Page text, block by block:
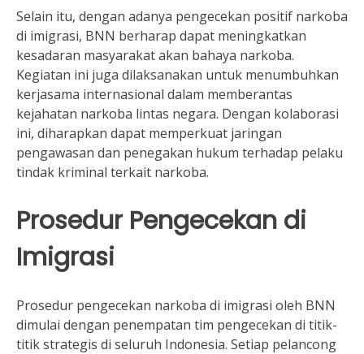
Selain itu, dengan adanya pengecekan positif narkoba
di imigrasi, BNN berharap dapat meningkatkan
kesadaran masyarakat akan bahaya narkoba.
Kegiatan ini juga dilaksanakan untuk menumbuhkan
kerjasama internasional dalam memberantas
kejahatan narkoba lintas negara. Dengan kolaborasi
ini, diharapkan dapat memperkuat jaringan
pengawasan dan penegakan hukum terhadap pelaku
tindak kriminal terkait narkoba.
Prosedur Pengecekan di
Imigrasi
Prosedur pengecekan narkoba di imigrasi oleh BNN
dimulai dengan penempatan tim pengecekan di titik-
titik strategis di seluruh Indonesia. Setiap pelancong